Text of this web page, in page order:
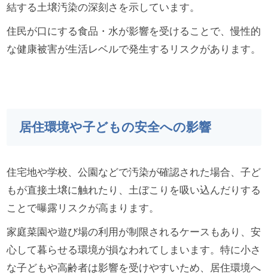
結する土壌汚染の深刻さを示しています。
住民が口にする食品・水が影響を受けることで、慢性的
な健康被害が生活レベルで発生するリスクがあります。
居住環境や子どもの安全への影響
住宅地や学校、公園などで汚染が確認された場合、子ど
もが直接土壌に触れたり、土ぼこりを吸い込んだりする
ことで曝露リスクが高まります。
家庭菜園や遊び場の利用が制限されるケースもあり、安
心して暮らせる環境が損なわれてしまいます。特に小さ
な子どもや高齢者は影響を受けやすいため、居住環境へ